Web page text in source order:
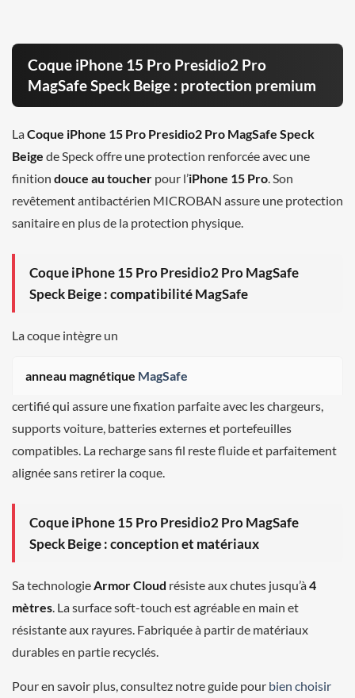
Coque iPhone 15 Pro Presidio2 Pro
MagSafe Speck Beige : protection premium
LaCoque iPhone 15 Pro Presidio2 Pro MagSafe Speck
Beige de Speck offre une protection renforcée avec une
finition douce au toucher pour l’iPhone 15 Pro . Son
revêtement antibactérien MICROBAN assure une protection
sanitaire en plus de la protection physique.
Coque iPhone 15 Pro Presidio2 Pro MagSafe
Speck Beige : compatibilité MagSafe
La coque intègre un
anneau magnétique MagSafe
certifié qui assure une fixation parfaite avec les chargeurs,
supports voiture, batteries externes et portefeuilles
compatibles. La recharge sans fil reste fluide et parfaitement
alignée sans retirer la coque.
Coque iPhone 15 Pro Presidio2 Pro MagSafe
Speck Beige : conception et matériaux
Sa technologie Armor Cloud résiste aux chutes jusqu’à4
mètres . La surface soft-touch est agréable en main et
résistante aux rayures. Fabriquée à partir de matériaux
durables en partie recyclés.
Pour en savoir plus, consultez notre guide pour bien choisir